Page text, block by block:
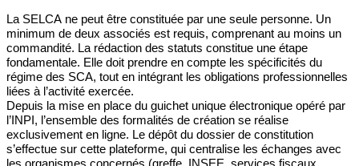
La SELCA ne peut être constituée par une seule personne. Un
minimum de deux associés est requis, comprenant au moins un
commandité. La rédaction des statuts constitue une étape
fondamentale. Elle doit prendre en compte les spécificités du
régime des SCA, tout en intégrant les obligations professionnelles
liées à l’activité exercée.
Depuis la mise en place du guichet unique électronique opéré par
l’INPI, l’ensemble des formalités de création se réalise
exclusivement en ligne. Le dépôt du dossier de constitution
s’effectue sur cette plateforme, qui centralise les échanges avec